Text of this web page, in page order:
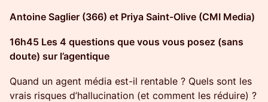
Antoine Saglier (366) et Priya Saint-Olive (CMI Media)
16h45 Les 4 questions que vous vous posez (sans
doute) sur l’agentique
Quand un agent média est-il rentable ? Quels sont les
vrais risques d’hallucination (et comment les réduire) ?